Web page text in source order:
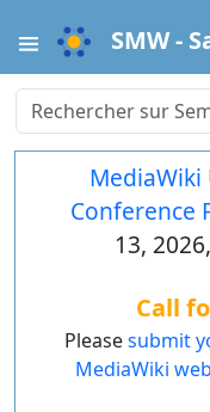
SMW -
MediaWiki
Conference
13,
Call
Pleasesubmit
MediaWiki